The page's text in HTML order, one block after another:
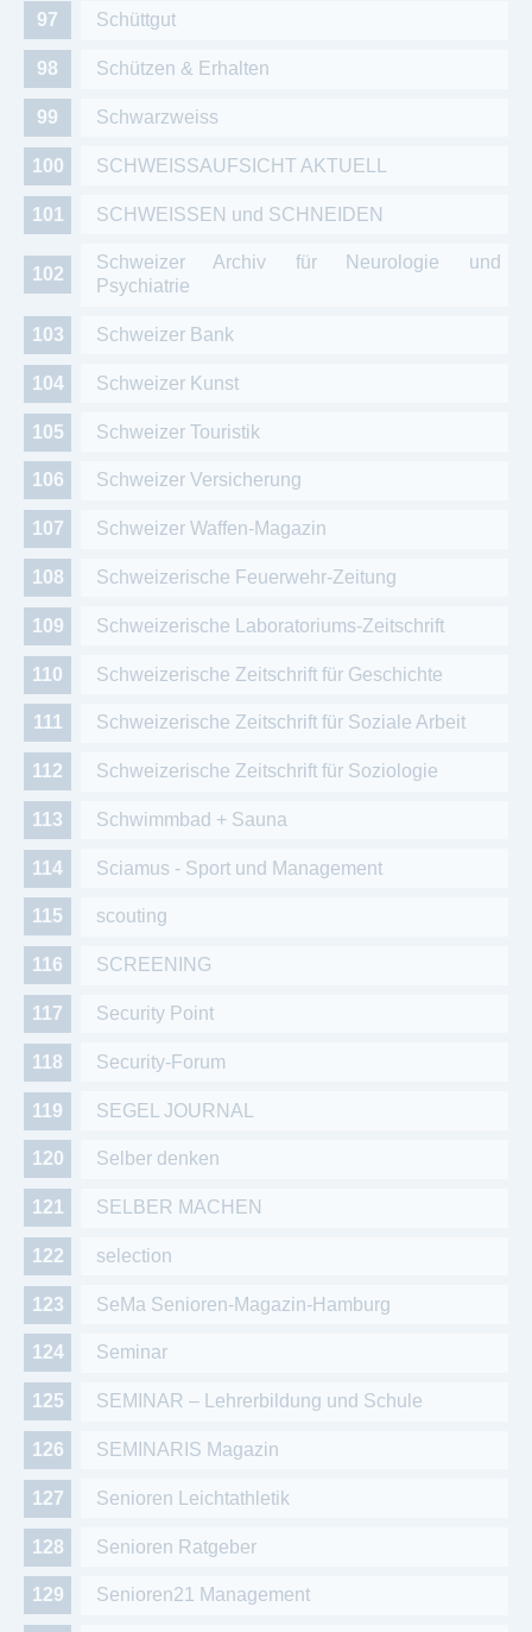
Schüttgut
Schützen & Erhalten
Schwarzweiss
SCHWEISSAUFSICHT AKTUELL
SCHWEISSEN und SCHNEIDEN
Schweizer Archiv für Neurologie und
Psychiatrie
Schweizer Bank
Schweizer Kunst
Schweizer Touristik
Schweizer Versicherung
Schweizer Waffen-Magazin
Schweizerische Feuerwehr-Zeitung
Schweizerische Laboratoriums-Zeitschrift
Schweizerische Zeitschrift für Geschichte
Schweizerische Zeitschrift für Soziale Arbeit
Schweizerische Zeitschrift für Soziologie
Schwimmbad + Sauna
Sciamus - Sport und Management
scouting
SCREENING
Security Point
Security-Forum
SEGEL JOURNAL
Selber denken
SELBER MACHEN
selection
SeMa Senioren-Magazin-Hamburg
Seminar
SEMINAR – Lehrerbildung und Schule
SEMINARIS Magazin
Senioren Leichtathletik
Senioren Ratgeber
Senioren21 Management